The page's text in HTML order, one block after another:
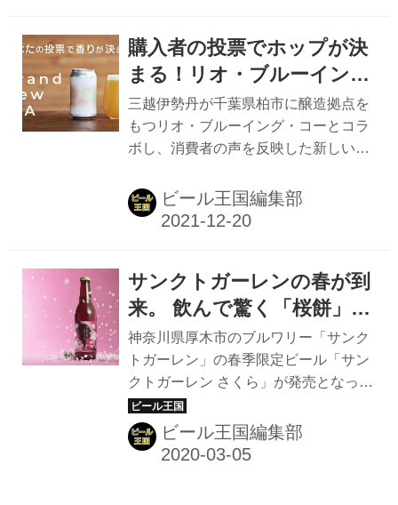
さをポイントに仕上げられているとの
ことなので、これからクラフトビール
だ。 3種類のホップがハーモニーを奏
でる 「華やぎホップのうきうきエー
ル」 エチゴビールファンが毎季楽しみ
の今秋商品は、IPAの「華やぎホップ
のうきうきエー...
購入者の投票でホップが決
まる！リオ・ブルーイン
グ・コーが創る三越伊勢丹
限定「Brand New IPA」の
受注を受付中
三越伊勢丹が千葉県柏市に醸造拠点を
もつリオ・ブルーイング・コーとコラ
ボし、消費者の声を反映した新しいビ
る。 【伊勢丹オリジナル】 お客さま
と創る、あたらしいクラフトビール |
現できるところがクラフトビールの良
さ。想いがつまった新しいクラフトビ
りませんか。三越伊勢丹の公式通販サ
イトでは、百貨店ならではの人気アイ
テムや限定品を取り扱っています。 醸
造はベルギーと日本にルーツをもつリ
オ・ブルーイング・コーが担う 缶商品
が三越伊勢丹のオンラインストア限...
ビール王国編集部
サンクトガーレンの春が到
来。 飲んで驚く「桜餅」ビ
ール
神奈川県厚木市のブルワリー「サンク
トガーレン」の春季限定ビール「サン
クトガーレン さくら」が発売となっ
た。驚くべきことにこのビールの味
は、なんと “桜餅風味”なのだ。 これ
は、ビールの副原料に桜の花・桜の葉
ビール王国編集部